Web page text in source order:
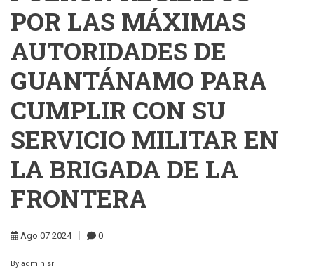
POR LAS MÁXIMAS
AUTORIDADES DE
GUANTÁNAMO PARA
CUMPLIR CON SU
SERVICIO MILITAR EN
LA BRIGADA DE LA
FRONTERA
Ago 07 2024 0
By adminisri